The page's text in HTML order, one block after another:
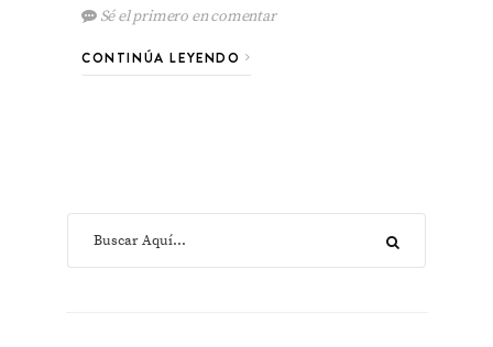
Sé el primero en comentar
CONTINÚA LEYENDO